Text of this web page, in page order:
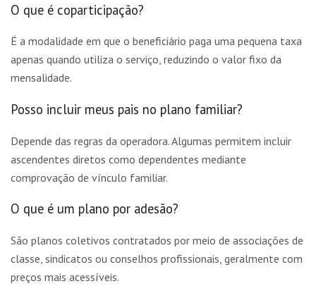
O que é coparticipação?
É a modalidade em que o beneficiário paga uma pequena taxa
apenas quando utiliza o serviço, reduzindo o valor fixo da
mensalidade.
Posso incluir meus pais no plano familiar?
Depende das regras da operadora. Algumas permitem incluir
ascendentes diretos como dependentes mediante
comprovação de vínculo familiar.
O que é um plano por adesão?
São planos coletivos contratados por meio de associações de
classe, sindicatos ou conselhos profissionais, geralmente com
preços mais acessíveis.